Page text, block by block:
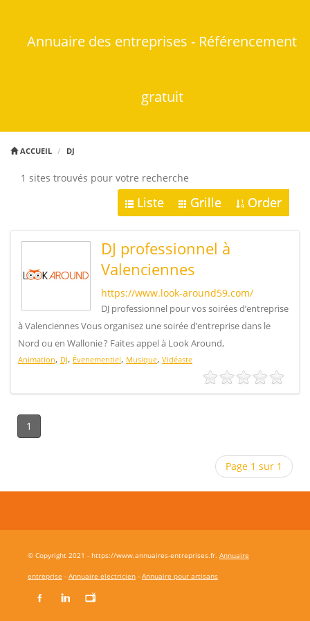
Annuaire des entreprises - Référencement
gratuit
ACCUEIL DJ
1 sites trouvés pour votre recherche
Liste Grille Order
DJ professionnel à
Valenciennes
https://www.look-around59.com/
DJ professionnel pour vos soirées d’entreprise
à Valenciennes Vous organisez une soirée d’entreprise dans le
Nord ou en Wallonie ? Faites appel à Look Around,
Animation, DJ, Évenementiel, Musique, Vidéaste
1
Page 1 sur 1
© Copyright 2021 - https://www.annuaires-entreprises.fr. Annuaire
entreprise - Annuaire electricien - Annuaire pour artisans